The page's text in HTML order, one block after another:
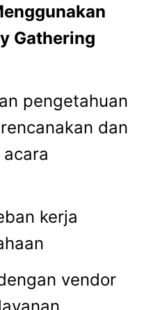
Gathering
pengetahuan
dan
kerja
vendor